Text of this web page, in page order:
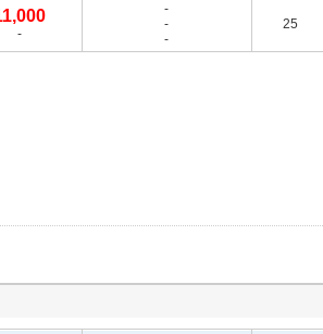
-
-
-
-
25